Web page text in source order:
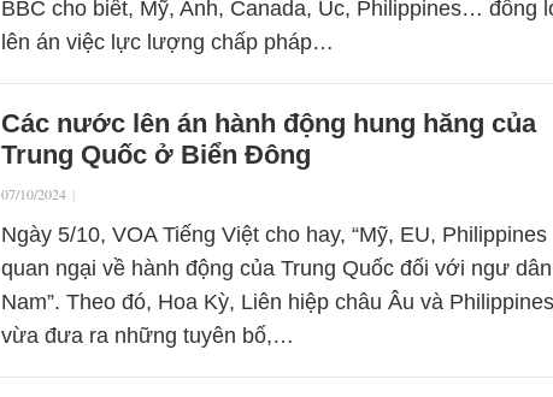
BBC cho biết, Mỹ, Anh, Canada, Úc, Philippines… đồng
lên án việc lực lượng chấp pháp…
Các nước lên án hành động hung hăng của
Trung Quốc ở Biển Đông
07/10/2024 |
Ngày 5/10, VOA Tiếng Việt cho hay, “Mỹ, EU, Philippines
quan ngại về hành động của Trung Quốc đối với ngư
Nam”. Theo đó, Hoa Kỳ, Liên hiệp châu Âu và
vừa đưa ra những tuyên bố,…